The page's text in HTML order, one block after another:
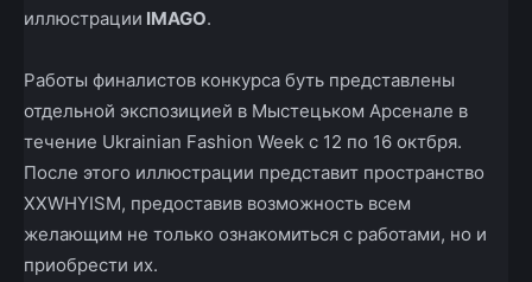
иллюстрации IMAGO.
Работы финалистов конкурса буть представлены
отдельной экспозицией в Мыстецьком Арсенале в
течение Ukrainian Fashion Week с 12 по 16 октбря.
После этого иллюстрации представит пространство
XXWHYISM, предоставив возможность всем
желающим не только ознакомиться с работами, но и
приобрести их.